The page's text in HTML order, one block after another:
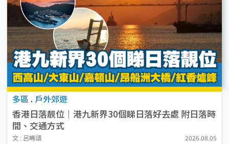
多區 . 戶外郊遊
香港日落靚位｜港九新界30個睇日落好去處 附日落時
間、交通方式
文 : 呂晞頌 2026.08.05